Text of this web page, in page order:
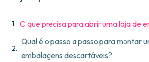
O que precisa para abrir uma loja de
Qual é o passo a passo para montar
embalagens descartáveis?